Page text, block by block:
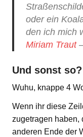
oder ein
den ich mich
Miriam Traut
Und sonst so?
Wuhu, knappe 4
Wenn ihr diese
zugetragen haben,
anderen Ende der